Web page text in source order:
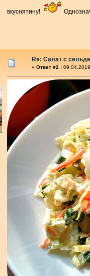
вкуснятину!
Re: Салат с
« Ответ #2 :